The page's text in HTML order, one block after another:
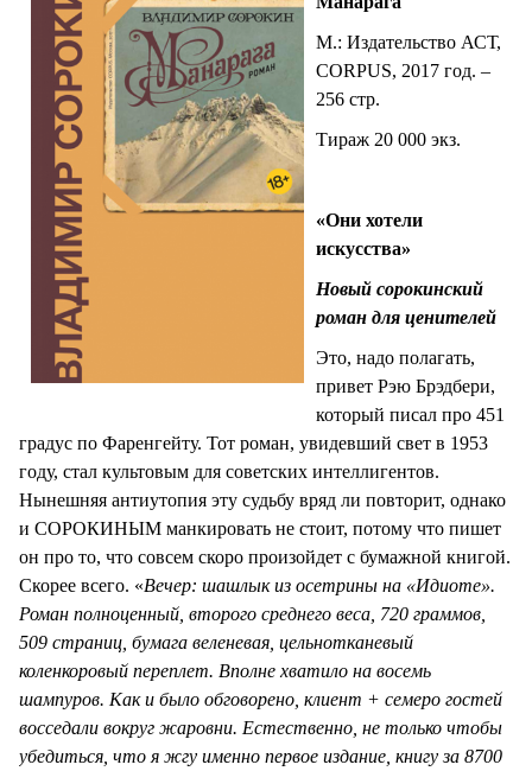
М.: Издательство АСТ,
CORPUS, 2017 год. –
256 стр.
Тираж 20 000 экз.
«Они хотели
искусства»
Новый сорокинский
роман для ценителей
Это, надо полагать,
привет Рэю Брэдбери,
который писал про 451
градус по Фаренгейту. Тот роман, увидевший свет в 1953
году, стал культовым для советских интеллигентов.
Нынешняя антиутопия эту судьбу вряд ли повторит, однако
и СОРОКИНЫМ манкировать не стоит, потому что пишет
он про то, что совсем скоро произойдет с бумажной книгой.
Скорее всего. «Вечер: шашлык из осетрины на «Идиоте».
Роман полноценный, второго среднего веса, 720 граммов,
509 страниц, бумага веленевая, цельнотканевый
коленкоровый переплет. Вполне хватило на восемь
шампуров. Как и было обговорено, клиент + семеро гостей
восседали вокруг жаровни. Естественно, не только чтобы
убедиться, что я жгу именно первое издание, книгу за 8700